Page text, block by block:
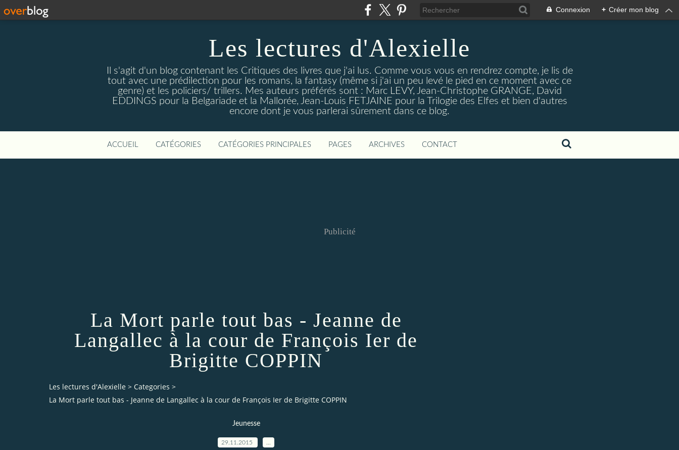
Connexion + Créer mon blog
Les lectures d'Alexielle
Il s'agit d'un blog contenant les Critiques des livres que j'ai lus. Comme vous vous en rendrez compte, je lis de
tout avec une prédilection pour les romans, la fantasy (même si j'ai un peu levé le pied en ce moment avec ce
genre) et les policiers/ trillers. Mes auteurs préférés sont : Marc LEVY, Jean-Christophe GRANGE, David
EDDINGS pour la Belgariade et la Mallorée, Jean-Louis FETJAINE pour la Trilogie des Elfes et bien d'autres
encore dont je vous parlerai sûrement dans ce blog.
ACCUEIL CATÉGORIES CATÉGORIES PRINCIPALES PAGES ARCHIVES CONTACT
Publicité
La Mort parle tout bas - Jeanne de
Langallec à la cour de François Ier de
Brigitte COPPIN
Les lectures d'Alexielle > Categories >
La Mort parle tout bas - Jeanne de Langallec à la cour de François Ier de Brigitte COPPIN
Jeunesse
29.11.2015